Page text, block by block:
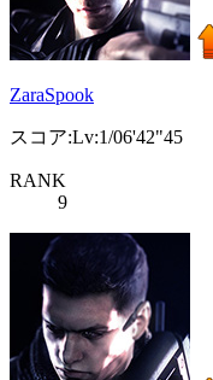
ZaraSpook
スコア:Lv:1/06'42"45
RANK
9